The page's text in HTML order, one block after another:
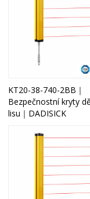
KT20-38-740-2BB｜
Bezpečnostní kryty
lisu｜DADISICK